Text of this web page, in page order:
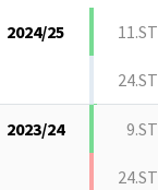
2024/25 11.ST
24.ST
2023/24 9.ST
24.ST